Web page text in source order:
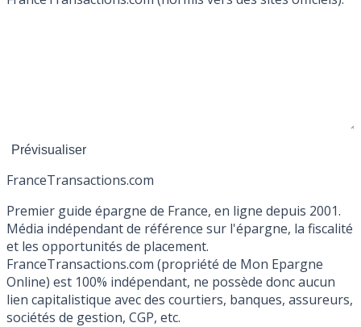
FranceTransactions.com
Premier guide épargne de France, en ligne depuis 2001.
Média indépendant de référence sur l'épargne, la fiscalité
et les opportunités de placement.
FranceTransactions.com (propriété de Mon Epargne
Online) est 100% indépendant, ne possède donc aucun
lien capitalistique avec des courtiers, banques, assureurs,
sociétés de gestion, CGP, etc.